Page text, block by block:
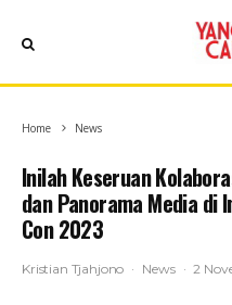
Home News
Inilah Keseruan
dan Panorama Media di
Con 2023
Kristian Tjahjono · News · 2